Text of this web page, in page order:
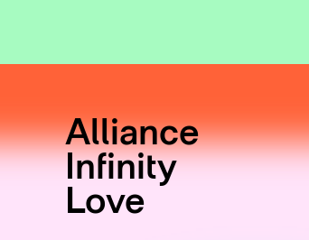
Alliance
Infinity
Love